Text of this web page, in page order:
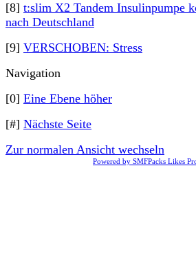
[8] t:slim X2 Tandem Insulinpumpe
nach Deutschland
[9] VERSCHOBEN: Stress
Navigation
[0] Eine Ebene höher
[#] Nächste Seite
Zur normalen Ansicht wechseln
Powered by SMFPacks Likes